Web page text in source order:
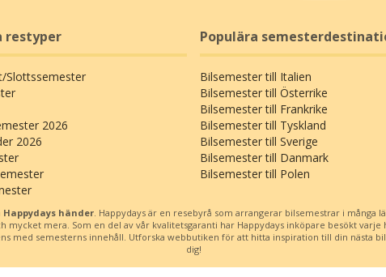
restyper
Slottssemester
2026
2026
Populära
Bilsemester till Italien
Bilsemester till Österrike
Bilsemester till Frankrike
Bilsemester till Tyskland
Bilsemester till Sverige
Bilsemester till Danmark
Bilsemester till Polen
händer. Happydays är en resebyrå som arrangerar bilsemestrar i många
mycket mera. Som en del av vår kvalitetsgaranti har Happydays inköpare besökt
med semesterns innehåll. Utforska webbutiken för att hitta inspiration till din nästa
dig!